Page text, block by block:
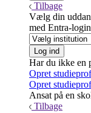
Tilbage
Vælg din
med Entra-
Har du ikke en
Opret
Opret
Ansat på en
Tilbage